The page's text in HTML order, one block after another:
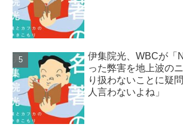
伊集院光、WBCが「
った弊害を地上波の
り扱わないことに疑
人言わないよね」